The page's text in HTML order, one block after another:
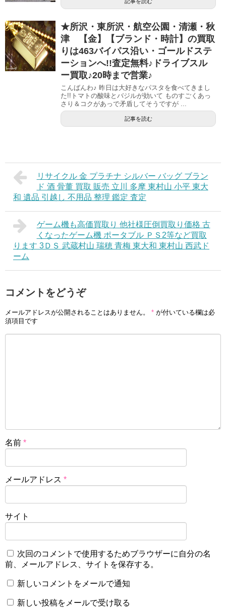
記事を読む
★所沢・東所沢・航空公園・清瀬・秋
津 【金】【ブランド・時計】の買取
りは463バイパス沿い・ゴールドステ
ーションへ!!査定無料♪ドライブスル
ー買取♪20時まで営業♪
こんばんわ♪ 昨日は大好きなパスタを食べてきまし
た!!トマトの酸味とバジルが効いて ものすごくあっ
さり＆コクがあっで矛盾してそうですが ...
記事を読む
リサイクル 金 プラチナ シルバー バッグ ブラン
ド 酒 骨董 買取 販売 立川 多摩 東村山 小平 東大
和 遺品 引越し 不用品 整理 鑑定 査定
ゲーム機も高価買取り 他社様圧倒買取り価格 古
くなったゲーム機 ポータブル ＰＳ2等など買取
ります 3ＤＳ 武蔵村山 瑞穂 青梅 東大和 東村山 西武ド
ーム
コメントをどうぞ
メールアドレスが公開されることはありません。 * が付いている欄は必
須項目です
名前 *
メールアドレス *
サイト
次回のコメントで使用するためブラウザーに自分の名
前、メールアドレス、サイトを保存する。
新しいコメントをメールで通知
新しい投稿をメールで受け取る